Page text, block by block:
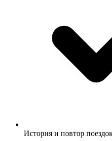
История и повтор